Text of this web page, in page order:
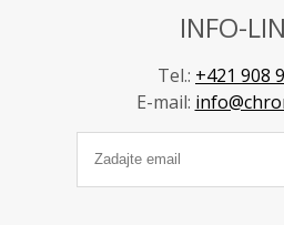
INFO-
Tel.: +421 908
E-mail: